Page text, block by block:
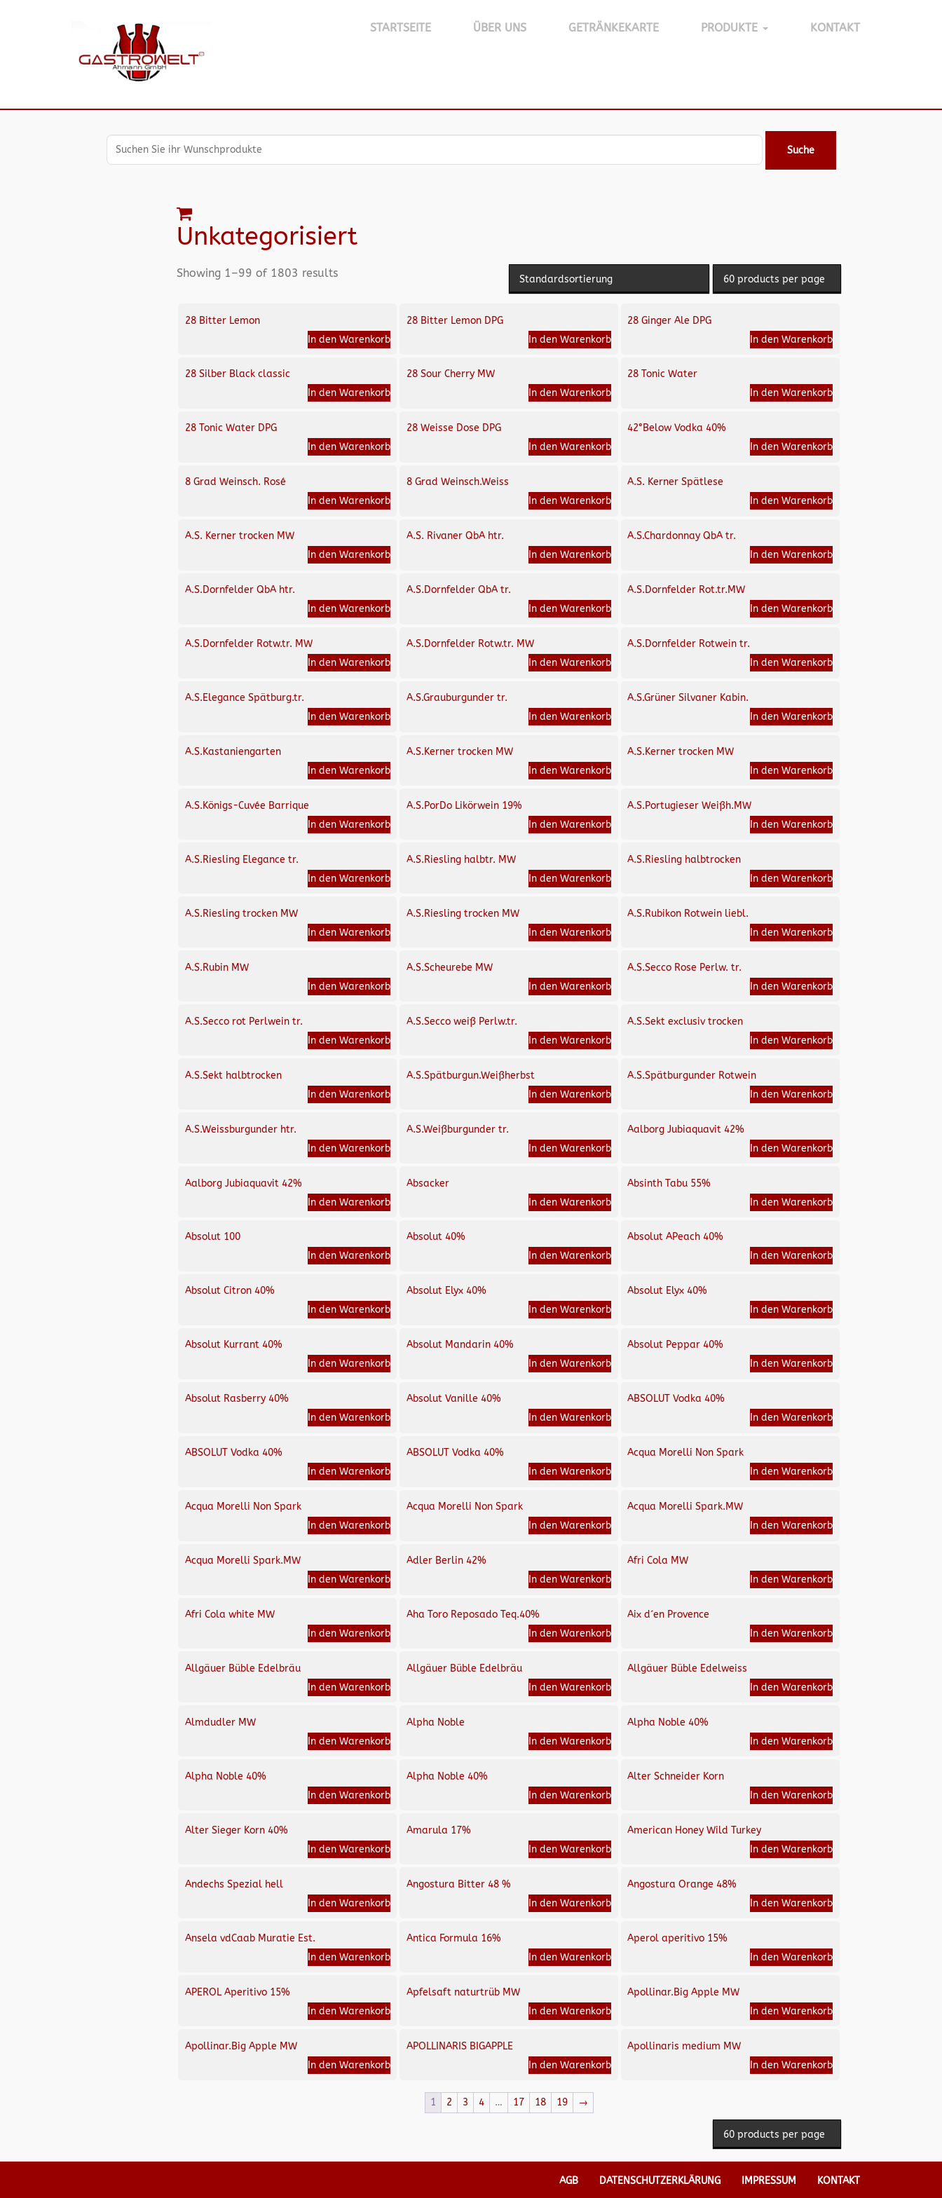
STARTSEITE ÜBER UNS GETRÄNKEKARTE PRODUKTE KONTAKT
Suche
Unkategorisiert
Showing 1–99 of 1803 results
28 Bitter Lemon
In den Warenkorb
28 Bitter Lemon DPG
In den Warenkorb
28 Ginger Ale DPG
In den Warenkorb
28 Silber Black classic
In den Warenkorb
28 Sour Cherry MW
In den Warenkorb
28 Tonic Water
In den Warenkorb
28 Tonic Water DPG
In den Warenkorb
28 Weisse Dose DPG
In den Warenkorb
42°Below Vodka 40%
In den Warenkorb
8 Grad Weinsch. Rosé
In den Warenkorb
8 Grad Weinsch.Weiss
In den Warenkorb
A.S. Kerner Spätlese
In den Warenkorb
A.S. Kerner trocken MW
In den Warenkorb
A.S. Rivaner QbA htr.
In den Warenkorb
A.S.Chardonnay QbA tr.
In den Warenkorb
A.S.Dornfelder QbA htr.
In den Warenkorb
A.S.Dornfelder QbA tr.
In den Warenkorb
A.S.Dornfelder Rot.tr.MW
In den Warenkorb
A.S.Dornfelder Rotw.tr. MW
In den Warenkorb
A.S.Dornfelder Rotw.tr. MW
In den Warenkorb
A.S.Dornfelder Rotwein tr.
In den Warenkorb
A.S.Elegance Spätburg.tr.
In den Warenkorb
A.S.Grauburgunder tr.
In den Warenkorb
A.S.Grüner Silvaner Kabin.
In den Warenkorb
A.S.Kastaniengarten
In den Warenkorb
A.S.Kerner trocken MW
In den Warenkorb
A.S.Kerner trocken MW
In den Warenkorb
A.S.Königs-Cuvée Barrique
In den Warenkorb
A.S.PorDo Likörwein 19%
In den Warenkorb
A.S.Portugieser Weißh.MW
In den Warenkorb
A.S.Riesling Elegance tr.
In den Warenkorb
A.S.Riesling halbtr. MW
In den Warenkorb
A.S.Riesling halbtrocken
In den Warenkorb
A.S.Riesling trocken MW
In den Warenkorb
A.S.Riesling trocken MW
In den Warenkorb
A.S.Rubikon Rotwein liebl.
In den Warenkorb
A.S.Rubin MW
In den Warenkorb
A.S.Scheurebe MW
In den Warenkorb
A.S.Secco Rose Perlw. tr.
In den Warenkorb
A.S.Secco rot Perlwein tr.
In den Warenkorb
A.S.Secco weiß Perlw.tr.
In den Warenkorb
A.S.Sekt exclusiv trocken
In den Warenkorb
A.S.Sekt halbtrocken
In den Warenkorb
A.S.Spätburgun.Weißherbst
In den Warenkorb
A.S.Spätburgunder Rotwein
In den Warenkorb
A.S.Weissburgunder htr.
In den Warenkorb
A.S.Weißburgunder tr.
In den Warenkorb
Aalborg Jubiaquavit 42%
In den Warenkorb
Aalborg Jubiaquavit 42%
In den Warenkorb
Absacker
In den Warenkorb
Absinth Tabu 55%
In den Warenkorb
Absolut 100
In den Warenkorb
Absolut 40%
In den Warenkorb
Absolut APeach 40%
In den Warenkorb
Absolut Citron 40%
In den Warenkorb
Absolut Elyx 40%
In den Warenkorb
Absolut Elyx 40%
In den Warenkorb
Absolut Kurrant 40%
In den Warenkorb
Absolut Mandarin 40%
In den Warenkorb
Absolut Peppar 40%
In den Warenkorb
Absolut Rasberry 40%
In den Warenkorb
Absolut Vanille 40%
In den Warenkorb
ABSOLUT Vodka 40%
In den Warenkorb
ABSOLUT Vodka 40%
In den Warenkorb
ABSOLUT Vodka 40%
In den Warenkorb
Acqua Morelli Non Spark
In den Warenkorb
Acqua Morelli Non Spark
In den Warenkorb
Acqua Morelli Non Spark
In den Warenkorb
Acqua Morelli Spark.MW
In den Warenkorb
Acqua Morelli Spark.MW
In den Warenkorb
Adler Berlin 42%
In den Warenkorb
Afri Cola MW
In den Warenkorb
Afri Cola white MW
In den Warenkorb
Aha Toro Reposado Teq.40%
In den Warenkorb
Aix d´en Provence
In den Warenkorb
Allgäuer Büble Edelbräu
In den Warenkorb
Allgäuer Büble Edelbräu
In den Warenkorb
Allgäuer Büble Edelweiss
In den Warenkorb
Almdudler MW
In den Warenkorb
Alpha Noble
In den Warenkorb
Alpha Noble 40%
In den Warenkorb
Alpha Noble 40%
In den Warenkorb
Alpha Noble 40%
In den Warenkorb
Alter Schneider Korn
In den Warenkorb
Alter Sieger Korn 40%
In den Warenkorb
Amarula 17%
In den Warenkorb
American Honey Wild Turkey
In den Warenkorb
Andechs Spezial hell
In den Warenkorb
Angostura Bitter 48 %
In den Warenkorb
Angostura Orange 48%
In den Warenkorb
Ansela vdCaab Muratie Est.
In den Warenkorb
Antica Formula 16%
In den Warenkorb
Aperol aperitivo 15%
In den Warenkorb
APEROL Aperitivo 15%
In den Warenkorb
Apfelsaft naturtrüb MW
In den Warenkorb
Apollinar.Big Apple MW
In den Warenkorb
Apollinar.Big Apple MW
In den Warenkorb
APOLLINARIS BIGAPPLE
In den Warenkorb
Apollinaris medium MW
In den Warenkorb
1 2 3 4 … 17 18 19 →
AGB DATENSCHUTZERKLÄRUNG IMPRESSUM KONTAKT